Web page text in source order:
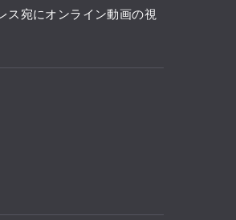
ス宛にオンライン動画の視